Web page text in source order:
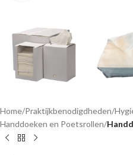
Home Praktijkbenodigdheden
Handdoeken en Poetsrollen